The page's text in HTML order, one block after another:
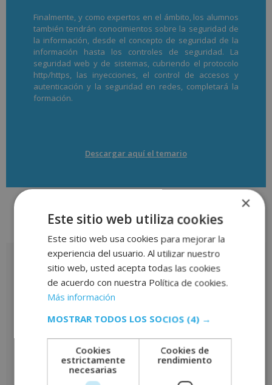
Finalmente, y como expertos en el ámbito, los alumnos
también tendrán conocimientos sobre la seguridad de
la información, desde el concepto de seguridad de la
información hasta los controles de seguridad. La
seguridad web y de sistemas, cubriendo el protocolo
http/https, las inyecciones, el control de accesos y
autenticación y la seguridad en redes, completará la
formación.
Descargar aquí el temario
1 valoración enCurso Universitario de
Especialización en Ciberseguridad, Prevención y
Gestión de Ciberataques (Con Diploma Certificado
de la Universidad de Vitoria-Gasteiz, 15 ECTS)
Valorado
con
Curso muy bien explicado, desde términos básicos
hasta un poco mas avanzados, con videos que
ayuda mejor el entendimiento de los temas.
×
Este sitio web utiliza cookies
Este sitio web usa cookies para mejorar la
experiencia del usuario. Al utilizar nuestro
sitio web, usted acepta todas las cookies
de acuerdo con nuestra Política de cookies.
Más información
MOSTRAR TODOS LOS SOCIOS (4) →
Cookies
estrictamente
necesarias
Cookies de
rendimiento